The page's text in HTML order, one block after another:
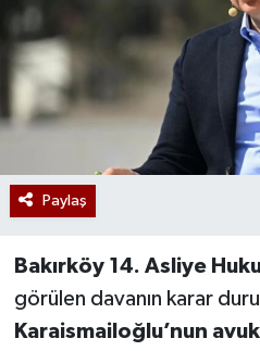
Paylaş
Bakırköy 14. Asliye
görülen davanın karar
Karaismailoğlu’nun